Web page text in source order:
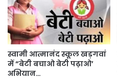
स्वामी आत्मानंद स्कूल खड़गवां
में “बेटी बचाओ बेटी पढ़ाओ’
अभियान…